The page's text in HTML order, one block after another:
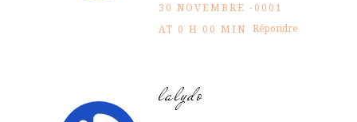
30 NOVEMBRE -0001
AT 0 H 00 MIN Répondre
lalydo